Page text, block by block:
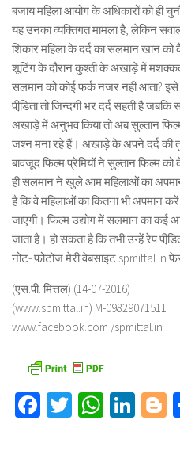
बजाय महिला आयोग के अधिकारों को ही
यह उनका व्यक्तिगत मामला है, लेकिन
शिकार महिला के दर्द का सलमान खान
शूटिंग के दौरान कुश्ती के अखाड़े में
सलमान को कोई फर्क नजर नहीं आता? इसे
पीडि़ता तो जिन्दगी भर दर्द सहती है
अखाड़े में अनुभव किया तो अब सुल्तान
जश्न मना रहे हैं। अखाड़े के अपने दर्द की
बावजूद फिल्म प्रेमियों ने सुल्तान फिल्म
ही सलमान ने खुले आम महिलाओं का
है कि वे महिलाओं का कितना भी अपमान
जाएगी। फिल्म उद्योग में सलमान का कई
जाता है। हो सकता है कि तभी उन्हें रेप
नोट- फोटोज मेरी वेबसाइट
(एस.पी. मित्तल) (14-07-2016)
(www.spmittal.in) M-09829071511
www.facebook.com /spmittal.in
Facebook
Twitter